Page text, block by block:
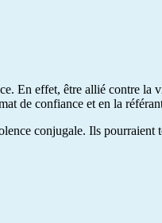
En effet, être allié contre la
de confiance et en la
conjugale. Ils pourraient